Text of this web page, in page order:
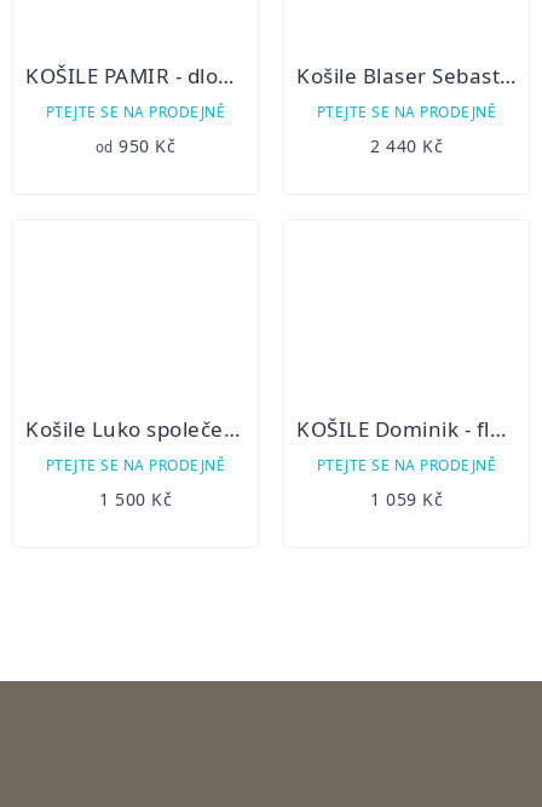
KOŠILE PAMIR - dlouhý rukáv
PTEJTE SE NA PRODEJNĚ
od 950 Kč
Košile Blaser Sebastian flanelová
PTEJTE SE NA PRODEJNĚ
2 440 Kč
Košile Luko společenská s výšivkou 072242
PTEJTE SE NA PRODEJNĚ
1 500 Kč
KOŠILE Dominik - flanelová
PTEJTE SE NA PRODEJNĚ
1 059 Kč